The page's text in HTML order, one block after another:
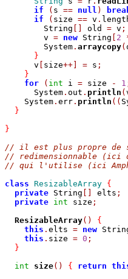
if
( s == null )
if
( size == v .
        String
old = v ;
        v
= new String 2
        System
. arraycopy(
}
      v
size++] = s ;
}
for
( int i = size - 1
      System
. out . println (
    System
. err . println ((
}
}
// il est plus propre de
// redimensionnable (ici
// qui l'utilise (ici
class ResizableArray {
private String elts ;
private int size ;
ResizableArray()
{
this . elts = new
this . size = 0 ;
}
int
size() { return